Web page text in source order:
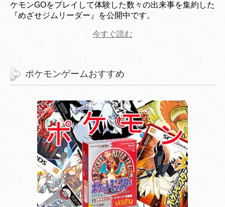
ケモンGOをプレイして体験した数々の出来事を集約した
『めざせジムリーダー』を公開中です。
今すぐ読む
ポケモンゲームおすすめ